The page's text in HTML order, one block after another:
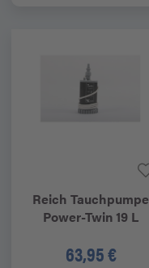
Reich Tauchpumpe
Power-Twin 19 L
63,95 €